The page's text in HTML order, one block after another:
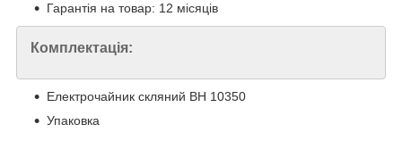
Гарантія на товар: 12 місяців
Комплектація:
Електрочайник скляний BH 10350
Упаковка